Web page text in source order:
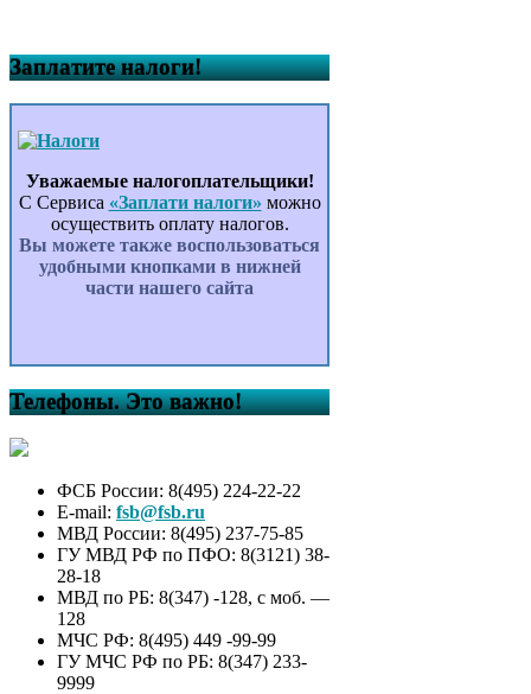
Заплатите налоги!
Уважаемые налогоплательщики!
С Сервиса «Заплати налоги» можно
осуществить оплату налогов.
Вы можете также воспользоваться
удобными кнопками в нижней
части нашего сайта
Телефоны. Это важно!
ФСБ России: 8(495) 224-22-22
E-mail: fsb@fsb.ru
МВД России: 8(495) 237-75-85
ГУ МВД РФ по ПФО: 8(3121) 38-
28-18
МВД по РБ: 8(347) -128, с моб. —
128
МЧС РФ: 8(495) 449 -99-99
ГУ МЧС РФ по РБ: 8(347) 233-
9999